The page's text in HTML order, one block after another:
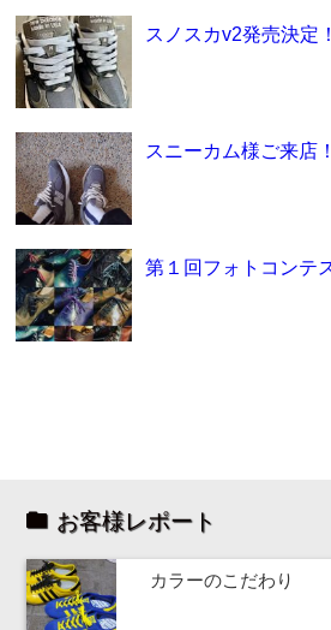
スノスカv2発売決定！
スニーカム様ご来店
第１回フォトコンテ
お客様レポート
カラーのこだわり